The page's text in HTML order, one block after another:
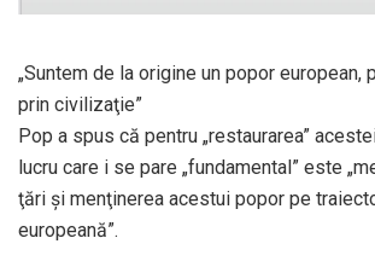
„Suntem de la origine un popor european,
prin civilizaţie”
Pop a spus că pentru „restaurarea”
lucru care i se pare „fundamental” este
ţări şi menţinerea acestui popor pe
europeană”.